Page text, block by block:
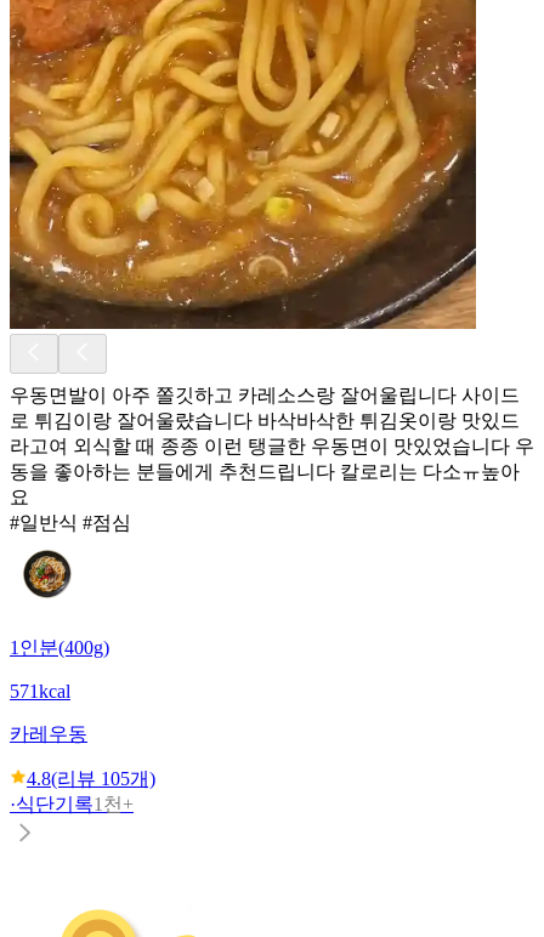
우동면발이 아주 쫄깃하고 카레소스랑 잘어울립니다 사이드
로 튀김이랑 잘어울럈습니다 바삭바삭한 튀김옷이랑 맛있드
라고여 외식할 때 종종 이런 탱글한 우동면이 맛있었습니다 우
동을 좋아하는 분들에게 추천드립니다 칼로리는 다소ㅠ높아
요
#일반식 #점심
1인분(400g)
571kcal
카레우동
4.8(리뷰 105개)
·식단기록1천+